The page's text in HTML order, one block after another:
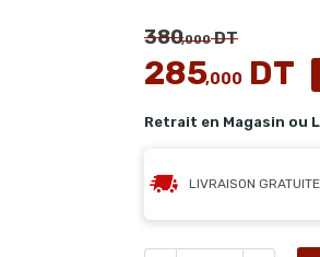
380,000DT
285,000 DT
Retrait en Magasin ou
LIVRAISON